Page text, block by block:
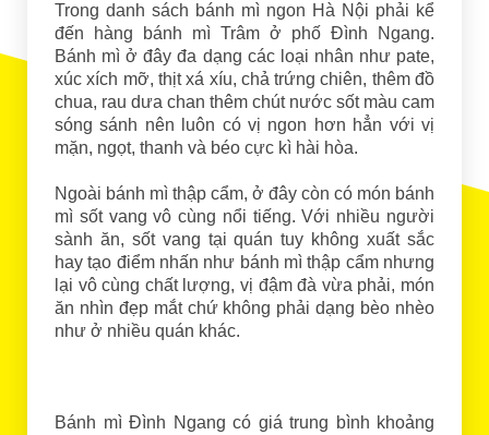
Trong danh sách bánh mì ngon Hà Nội phải kể
đến hàng bánh mì Trâm ở phố Đình Ngang.
Bánh mì ở đây đa dạng các loại nhân như pate,
xúc xích mỡ, thịt xá xíu, chả trứng chiên, thêm đồ
chua, rau dưa chan thêm chút nước sốt màu cam
sóng sánh nên luôn có vị ngon hơn hẳn với vị
mặn, ngọt, thanh và béo cực kì hài hòa.
Ngoài bánh mì thập cẩm, ở đây còn có món bánh
mì sốt vang vô cùng nổi tiếng. Với nhiều người
sành ăn, sốt vang tại quán tuy không xuất sắc
hay tạo điểm nhấn như bánh mì thập cẩm nhưng
lại vô cùng chất lượng, vị đậm đà vừa phải, món
ăn nhìn đẹp mắt chứ không phải dạng bèo nhèo
như ở nhiều quán khác.
Bánh mì Đình Ngang có giá trung bình khoảng